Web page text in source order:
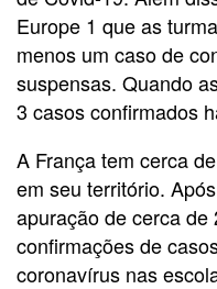
Europe 1 que as
menos um caso de
suspensas. Quando
3 casos confirmados
A França tem cerca
em seu território.
apuração de cerca de
confirmações de
coronavírus nas